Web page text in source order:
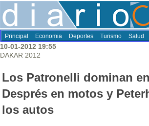
Principal Economia Deportes Turismo Salud
10-01-2012 19:55
DAKAR 2012
Los Patronelli dominan
Després en motos y
los autos